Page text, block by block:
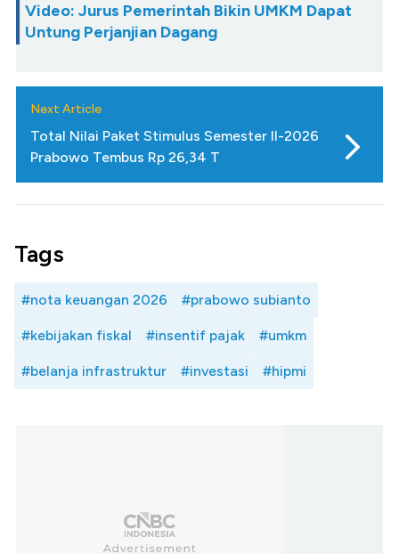
Video: Jurus Pemerintah Bikin UMKM Dapat
Untung Perjanjian Dagang
Next Article
Total Nilai Paket Stimulus Semester II-2026
Prabowo Tembus Rp 26,34 T
Tags
#nota keuangan 2026 #prabowo subianto
#kebijakan fiskal #insentif pajak #umkm
#belanja infrastruktur #investasi #hipmi